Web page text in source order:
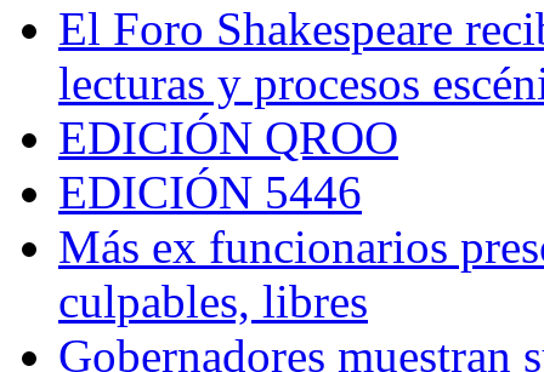
El Foro Shakespeare
lecturas y procesos
EDICIÓN QROO
EDICIÓN 5446
Más ex funcionarios
culpables, libres
Gobernadores muestran